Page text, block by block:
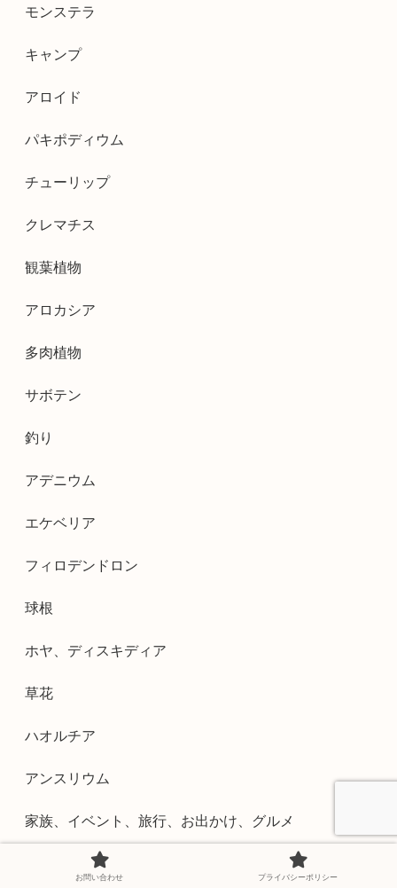
モンステラ
キャンプ
アロイド
パキポディウム
チューリップ
クレマチス
観葉植物
アロカシア
多肉植物
サボテン
釣り
アデニウム
エケベリア
フィロデンドロン
球根
ホヤ、ディスキディア
草花
ハオルチア
アンスリウム
家族、イベント、旅行、お出かけ、グルメ
樹木、低木
お問い合わせ プライバシーポリシー